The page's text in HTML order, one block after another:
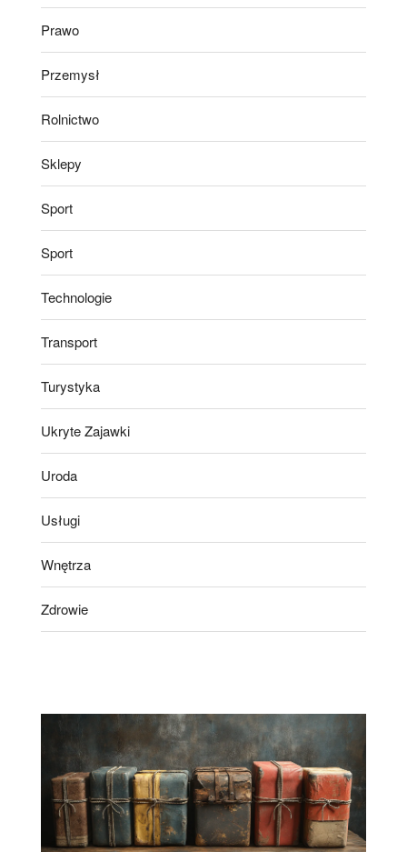
Prawo
Przemysł
Rolnictwo
Sklepy
Sport
Sport
Technologie
Transport
Turystyka
Ukryte Zajawki
Uroda
Usługi
Wnętrza
Zdrowie